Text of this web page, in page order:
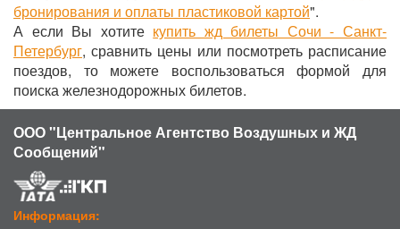
бронирования и оплаты пластиковой картой".
А если Вы хотите купить жд билеты Сочи - Санкт-
Петербург, сравнить цены или посмотреть расписание
поездов, то можете воспользоваться формой для
поиска железнодорожных билетов.
ООО "Центральное Агентство Воздушных и ЖД
Сообщений"
Информация: